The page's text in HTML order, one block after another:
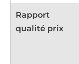
Rapport
qualité prix